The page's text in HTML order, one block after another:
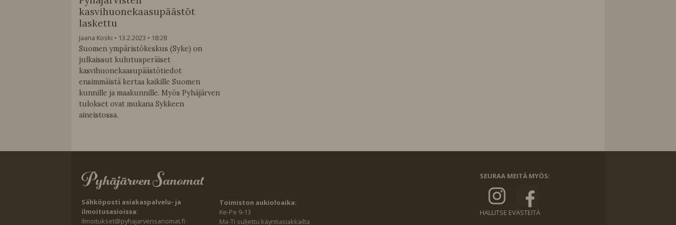
kasvihuonekaasupäästöt
laskettu
Jaana Koski 13.2.2023
18:28
Suomen ympäristökeskus (Syke) on
julkaissut kulutusperäiset
kasvihuonekaasupäästötiedot
ensimmäistä kertaa kaikille Suomen
kunnille ja maakunnille. Myös Pyhäjärven
tulokset ovat mukana Sykkeen
aineistossa.
Sähköposti asiakaspalvelu- ja
ilmoitusasioissa:
ilmoitukset@pyhajarvensanomat.fi
Toimiston aukioloaika:
Ke-Pe 9-13
Ma-Ti suljettu käyntiasiakkailta
SEURAA MEITÄ MYÖS:
HALLITSE EVÄSTEITÄ